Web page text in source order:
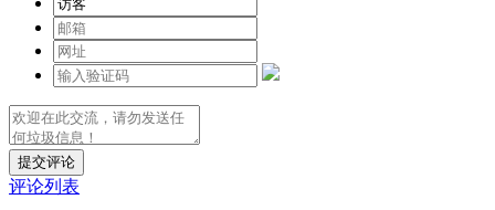
提交评论
评论列表